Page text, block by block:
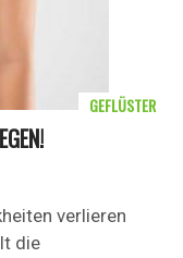
verlieren
die
GEFLÜSTER